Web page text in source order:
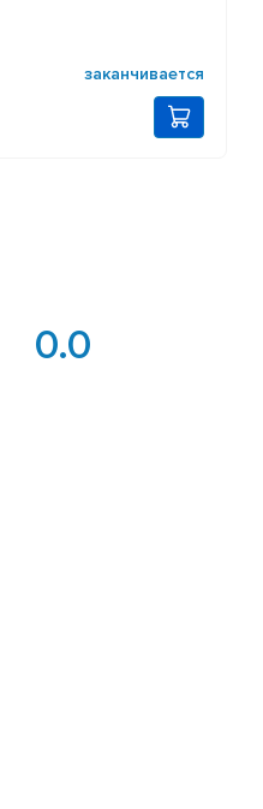
заканчивается
0.0